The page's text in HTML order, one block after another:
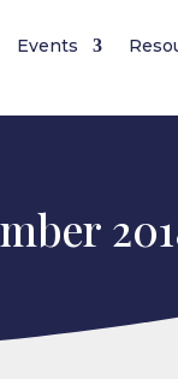
Events